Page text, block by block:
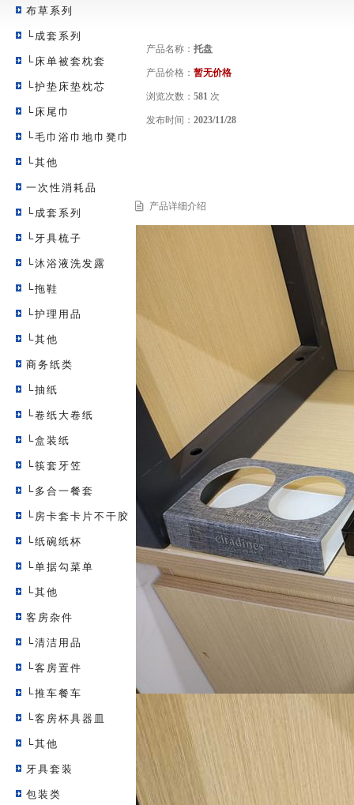
布草系列
└成套系列
└床单被套枕套
└护垫床垫枕芯
└床尾巾
└毛巾浴巾地巾凳巾
└其他
一次性消耗品
└成套系列
└牙具梳子
└沐浴液洗发露
└拖鞋
└护理用品
└其他
商务纸类
└抽纸
└卷纸大卷纸
└盒装纸
└筷套牙笠
└多合一餐套
└房卡套卡片不干胶
└纸碗纸杯
└单据勾菜单
└其他
客房杂件
└清洁用品
└客房置件
└推车餐车
└客房杯具器皿
└其他
牙具套装
包装类
产品名称： 托盘
产品价格： 暂无价格
浏览次数： 581次
发布时间： 2023/11/28
产品详细介绍